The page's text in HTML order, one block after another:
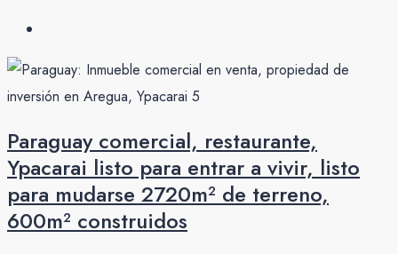
Paraguay comercial, restaurante,
Ypacarai listo para entrar a vivir, listo
para mudarse 2720m² de terreno,
600m² construidos